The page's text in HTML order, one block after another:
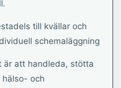
till kvällar och
schemaläggning
är att handleda, stötta
och